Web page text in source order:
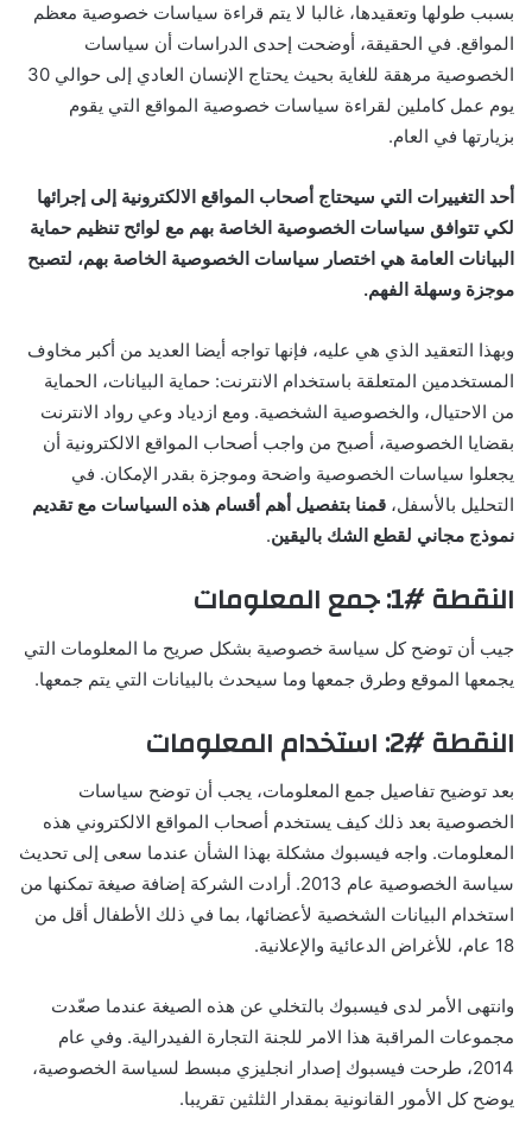
بسبب طولها وتعقيدها، غالبا لا يتم قراءة سياسات خصوصية معظم
المواقع. في الحقيقة، أوضحت إحدى الدراسات أن سياسات
الخصوصية مرهقة للغاية بحيث يحتاج الإنسان العادي إلى حوالي 30
يوم عمل كاملين لقراءة سياسات خصوصية المواقع التي يقوم
بزيارتها في العام.
أحد التغييرات التي سيحتاج أصحاب المواقع الالكترونية إلى إجرائها
لكي تتوافق سياسات الخصوصية الخاصة بهم مع لوائح تنظيم حماية
البيانات العامة هي اختصار سياسات الخصوصية الخاصة بهم، لتصبح
موجزة وسهلة الفهم.
وبهذا التعقيد الذي هي عليه، فإنها تواجه أيضا العديد من أكبر مخاوف
المستخدمين المتعلقة باستخدام الانترنت: حماية البيانات، الحماية
من الاحتيال، والخصوصية الشخصية. ومع ازدياد وعي رواد الانترنت
بقضايا الخصوصية، أصبح من واجب أصحاب المواقع الالكترونية أن
يجعلوا سياسات الخصوصية واضحة وموجزة بقدر الإمكان. في
التحليل بالأسفل، قمنا بتفصيل أهم أقسام هذه السياسات مع تقديم
نموذج مجاني لقطع الشك باليقين.
النقطة #1: جمع المعلومات
جيب أن توضح كل سياسة خصوصية بشكل صريح ما المعلومات التي
يجمعها الموقع وطرق جمعها وما سيحدث بالبيانات التي يتم جمعها.
النقطة #2: استخدام المعلومات
بعد توضيح تفاصيل جمع المعلومات، يجب أن توضح سياسات
الخصوصية بعد ذلك كيف يستخدم أصحاب المواقع الالكتروني هذه
المعلومات. واجه فيسبوك مشكلة بهذا الشأن عندما سعى إلى تحديث
سياسة الخصوصية عام 2013. أرادت الشركة إضافة صيغة تمكنها من
استخدام البيانات الشخصية لأعضائها، بما في ذلك الأطفال أقل من
18 عام، للأغراض الدعائية والإعلانية.
وانتهى الأمر لدى فيسبوك بالتخلي عن هذه الصيغة عندما صعّدت
مجموعات المراقبة هذا الامر للجنة التجارة الفيدرالية. وفي عام
2014، طرحت فيسبوك إصدار انجليزي مبسط لسياسة الخصوصية،
يوضح كل الأمور القانونية بمقدار الثلثين تقريبا.